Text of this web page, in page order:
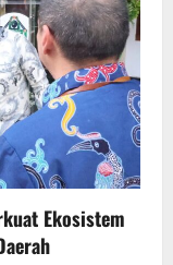
Ekosistem